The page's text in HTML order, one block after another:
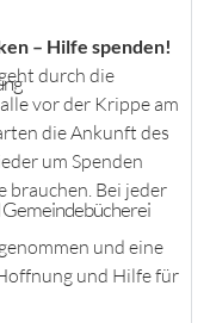
– Hilfe spenden!
durch die
vor der Krippe am
die Ankunft des
um Spenden
brauchen. Bei jeder
und eine
und Hilfe für